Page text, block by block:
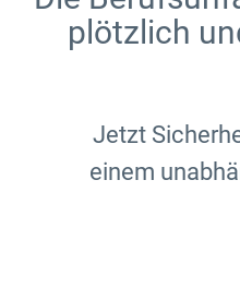
plötzlich
Jetzt
einem